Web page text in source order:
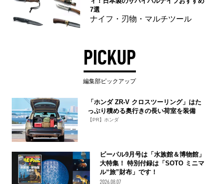
7選
ナイフ・刃物・マルチツール
PICKUP
編集部ピックアップ
「ホンダ ZR-V クロスツーリング」はた
っぷり積める奥行きの長い荷室を装備
【PR】ホンダ
ビーパル9月号は「水族館＆博物館」
大特集！ 特別付録は「SOTO ミニマ
ル“旅”財布」です！
2026.08.07